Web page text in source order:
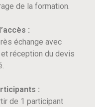
de la formation.
:
échange avec
réception du devis
:
de 1 participant